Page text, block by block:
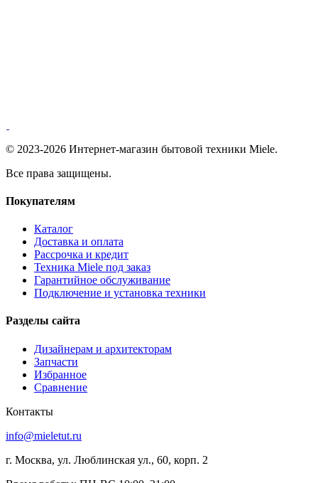
© 2023-2026 Интернет-магазин бытовой техники Miele.
Все права защищены.
Покупателям
Каталог
Доставка и оплата
Рассрочка и кредит
Техника Miele под заказ
Гарантийное обслуживание
Подключение и установка техники
Разделы сайта
Дизайнерам и архитекторам
Запчасти
Избранное
Сравнение
Контакты
info@mieletut.ru
г. Москва, ул. Люблинская ул., 60, корп. 2